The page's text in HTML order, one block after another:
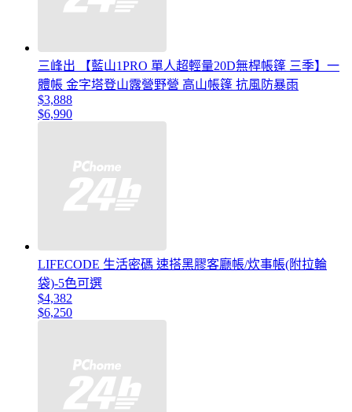
三峰出 【藍山1PRO 單人超輕量20D無桿帳篷 三季】一
體帳 金字塔登山露營野營 高山帳篷 抗風防暴雨
$3,888
$6,990
LIFECODE 生活密碼 速搭黑膠客廳帳/炊事帳(附拉輪
袋)-5色可選
$4,382
$6,250